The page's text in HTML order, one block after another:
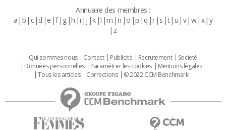
Annuaire des membres :
a b c d e f g h i j k l m n o p q r s t u v w x y
z
Qui sommes nous Contact Publicité Recrutement
Societé
Données personnelles
Paramétrer les cookies
Mentions légales
Tous les articles
Corrections © 2022 CCM Benchmark